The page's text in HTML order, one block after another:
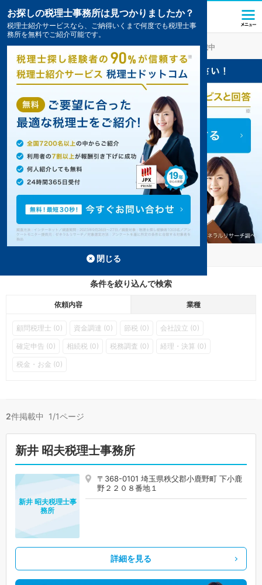
小鹿野の税理士・会計事務所の一覧2件掲載中
小鹿野の事務所が2件見つかりました。
条件を絞り込んで検索
依頼内容 業種
顧問税理士 (0) 資金調達 (0) 節税 (0) 会社設立 (0)
確定申告 (0) 相続税 (0) 税務調査 (0) 経理・決算 (0)
税金・お金 (0)
2件掲載中 1/1ページ
新井 昭夫税理士事務所
〒368-0101 埼玉県秩父郡小鹿野町 下小鹿
野２２０８番地１
新井 昭夫税理士事
務所
詳細を見る
お探しの税理士事務所は見つかりましたか？
税理士紹介サービスなら、ご納得いくまで何度でも税理士事
務所を無料でご紹介可能です。
閉じる